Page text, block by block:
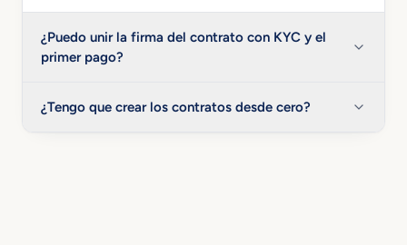
¿Puedo unir la firma del contrato con KYC y el
primer pago?
¿Tengo que crear los contratos desde cero?